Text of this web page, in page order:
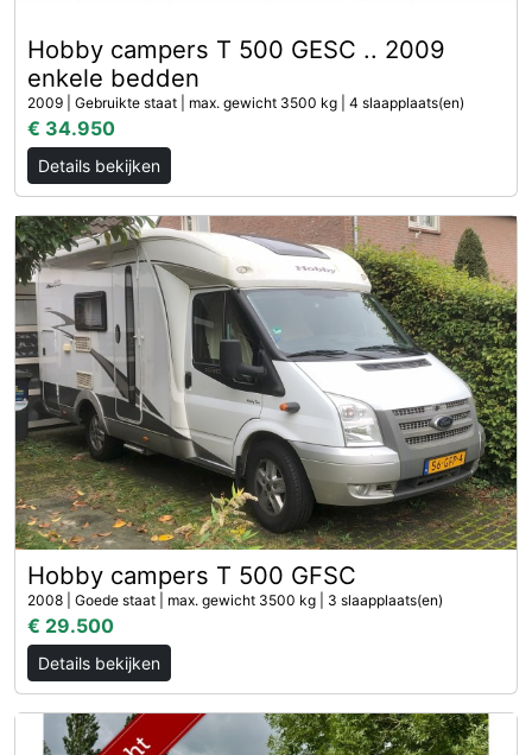
Hobby campers T 500 GESC .. 2009
enkele bedden
2009 | Gebruikte staat | max. gewicht 3500 kg | 4 slaapplaats(en)
€ 34.950
Details bekijken
Hobby campers T 500 GFSC
2008 | Goede staat | max. gewicht 3500 kg | 3 slaapplaats(en)
€ 29.500
Details bekijken